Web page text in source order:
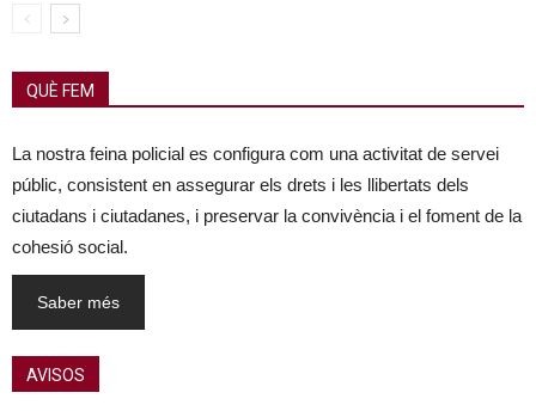
QUÈ FEM
La nostra feina policial es configura com una activitat de servei
públic, consistent en assegurar els drets i les llibertats dels
ciutadans i ciutadanes, i preservar la convivència i el foment de la
cohesió social.
Saber més
AVISOS